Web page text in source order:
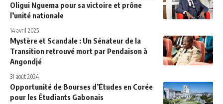
Oligui Nguema pour sa victoire et prône
l’unité nationale
14 avril 2025
Mystère et Scandale : Un Sénateur de la
Transition retrouvé mort par Pendaison à
Angondjé
31 août 2024
Opportunité de Bourses d’Études en Corée
pour les Étudiants Gabonais